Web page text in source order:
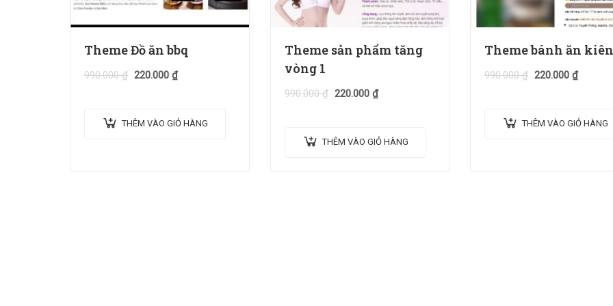
Theme Đồ ăn bbq
990.000₫ 220.000 ₫
THÊM VÀO GIỎ HÀNG
Theme sản phẩm tăng
vòng 1
990.000₫ 220.000 ₫
THÊM VÀO GIỎ HÀNG
Theme bánh ăn
990.000₫ 220.000 ₫
THÊM VÀO GIỎ HÀNG